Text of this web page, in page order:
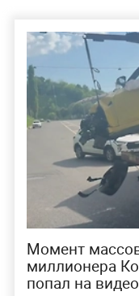
Момент
миллионера
попал на видео